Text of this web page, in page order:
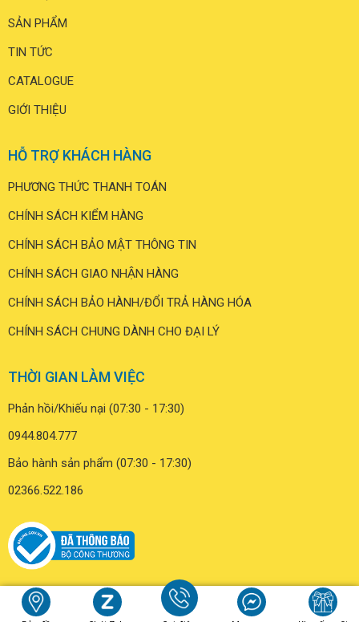
SẢN PHẨM
TIN TỨC
CATALOGUE
GIỚI THIỆU
HỖ TRỢ KHÁCH HÀNG
PHƯƠNG THỨC THANH TOÁN
CHÍNH SÁCH KIỂM HÀNG
CHÍNH SÁCH BẢO MẬT THÔNG TIN
CHÍNH SÁCH GIAO NHẬN HÀNG
CHÍNH SÁCH BẢO HÀNH/ĐỔI TRẢ HÀNG HÓA
CHÍNH SÁCH CHUNG DÀNH CHO ĐẠI LÝ
THỜI GIAN LÀM VIỆC
Phản hồi/Khiếu nại (07:30 - 17:30)
0944.804.777
Bảo hành sản phẩm (07:30 - 17:30)
02366.522.186